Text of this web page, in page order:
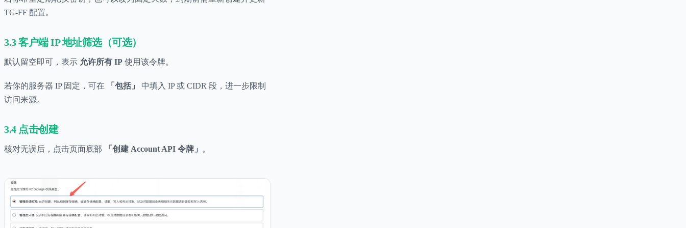
TG-FF 配置。
3.3 客户端 IP 地址筛选（可选）
默认留空即可，表示 允许所有 IP 使用该令牌。
若你的服务器 IP 固定，可在 「包括」
中填入 IP 或 CIDR 段，进一步限制
访问来源。
3.4 点击创建
核对无误后，点击页面底部 「创建 Account API 令牌」 。